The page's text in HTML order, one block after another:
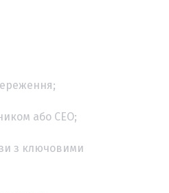
або CEO;
з ключовими